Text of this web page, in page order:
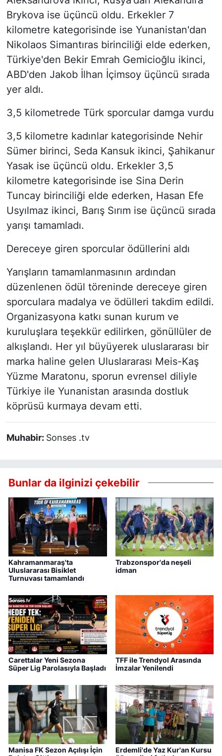
Brykova ise üçüncü oldu. Erkekler 7
kilometre kategorisinde ise Yunanistan'dan
Nikolaos Simantıras birinciliği elde ederken,
Türkiye'den Bekir Emrah Gemicioğlu ikinci,
ABD'den Jakob İlhan İçimsoy üçüncü sırada
yer aldı.
3,5 kilometrede Türk sporcular damga vurdu
3,5 kilometre kadınlar kategorisinde Nehir
Sümer birinci, Seda Kansuk ikinci, Şahikanur
Yasak ise üçüncü oldu. Erkekler 3,5
kilometre kategorisinde ise Sina Derin
Tuncay birinciliği elde ederken, Hasan Efe
Usyılmaz ikinci, Barış Sırım ise üçüncü sırada
yarışı tamamladı.
Dereceye giren sporcular ödüllerini aldı
Yarışların tamamlanmasının ardından
düzenlenen ödül töreninde dereceye giren
sporculara madalya ve ödülleri takdim edildi.
Organizasyona katkı sunan kurum ve
kuruluşlara teşekkür edilirken, gönüllüler de
alkışlandı. Her yıl büyüyerek uluslararası bir
marka haline gelen Uluslararası Meis-Kaş
Yüzme Maratonu, sporun evrensel diliyle
Türkiye ile Yunanistan arasında dostluk
köprüsü kurmaya devam etti.
Muhabir: Sonses .tv
Bunlar da ilginizi çekebilir
Kahramanmaraş'ta
Uluslararası Bisiklet
Turnuvası tamamlandı
Trabzonspor'da neşeli
idman
Carettalar Yeni Sezona
Süper Lig Parolasıyla Başladı
TFF ile Trendyol Arasında
İmzalar Yenilendi
Manisa FK Sezon Açılışı İçin
Erdemli'de Yaz Kur'an Kursu